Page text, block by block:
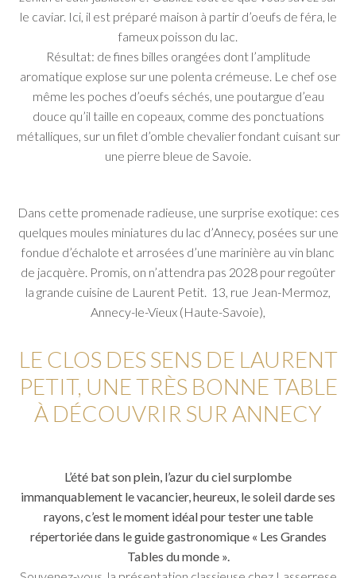
le caviar. Ici, il est préparé maison à partir d’oeufs de féra, le
fameux poisson du lac.
Résultat: de fines billes orangées dont l’amplitude
aromatique explose sur une polenta crémeuse. Le chef ose
même les poches d’oeufs séchés, une poutargue d’eau
douce qu’il taille en copeaux, comme des ponctuations
métalliques, sur un filet d’omble chevalier fondant cuisant sur
une pierre bleue de Savoie.
Dans cette promenade radieuse, une surprise exotique: ces
quelques moules miniatures du lac d’Annecy, posées sur une
fondue d’échalote et arrosées d’une marinière au vin blanc
de jacquère. Promis, on n’attendra pas 2028 pour regoûter
la grande cuisine de Laurent Petit. 13, rue Jean-Mermoz,
Annecy-le-Vieux (Haute-Savoie),
LE CLOS DES SENS DE LAURENT
PETIT, UNE TRÈS BONNE TABLE
À DÉCOUVRIR SUR ANNECY
L’été bat son plein, l’azur du ciel surplombe
immanquablement le vacancier, heureux, le soleil darde ses
rayons, c’est le moment idéal pour tester une table
répertoriée dans le guide gastronomique « Les Grandes
Tables du monde ».